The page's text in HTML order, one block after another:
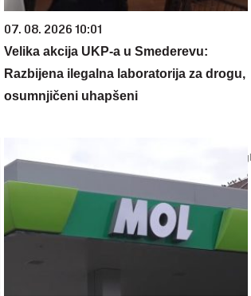
07. 08. 2026 10:01
Velika akcija UKP-a u Smederevu:
Razbijena ilegalna laboratorija za drogu,
osumnjičeni uhapšeni